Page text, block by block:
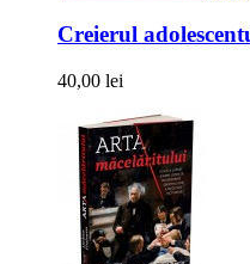
Creierul
40,00 lei